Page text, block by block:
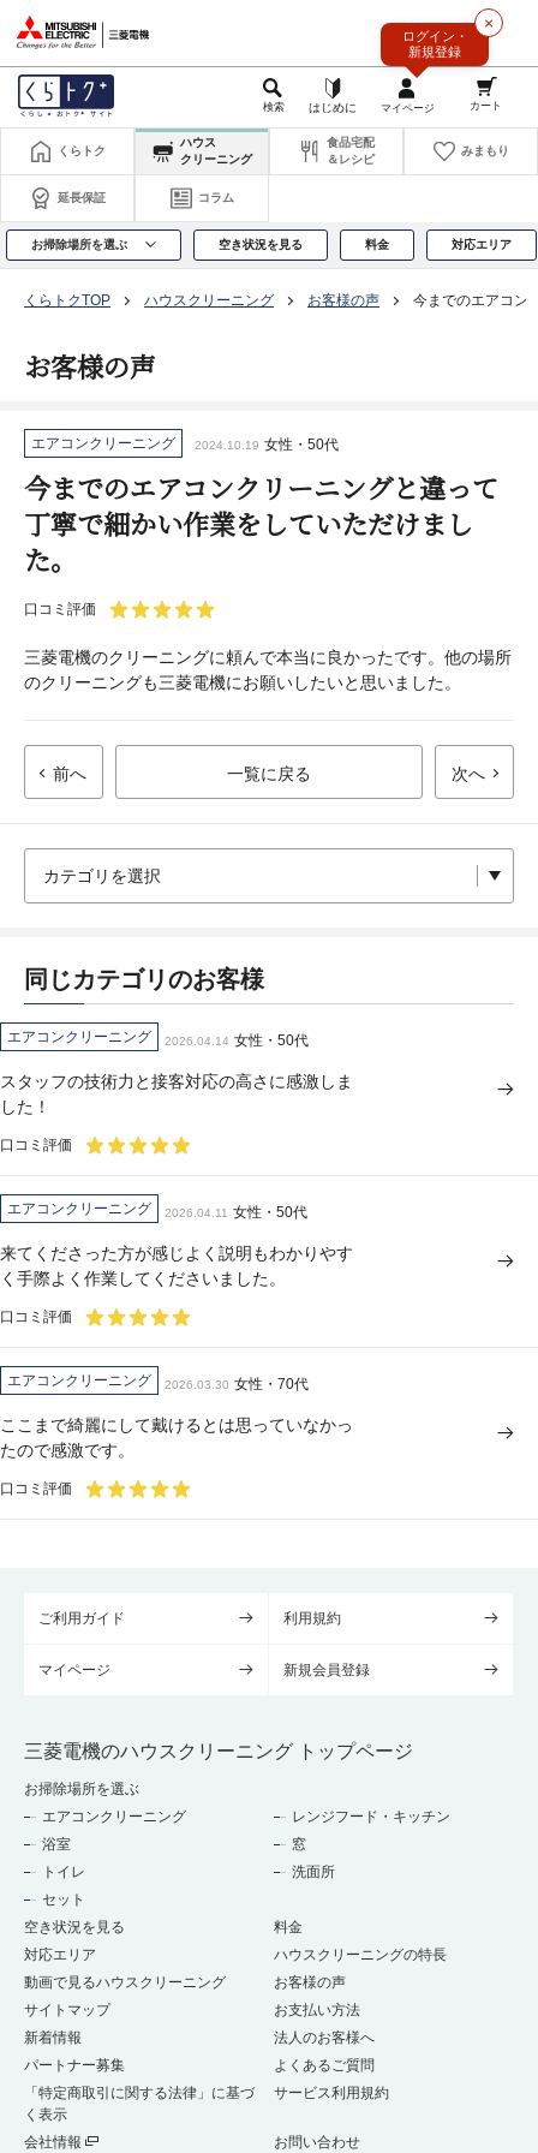
×
ログイン・
新規登録
くらトク
ハウス
クリーニング
食品宅配
＆レシピ
みまもり
延長保証 コラム
お掃除場所を選ぶ 空き状況を見る 料金 対応エリア
くらトクTOP ハウスクリーニング お客様の声 今までのエアコン
お客様の声
エアコンクリーニング 2024.10.19 女性・50代
今までのエアコンクリーニングと違って
丁寧で細かい作業をしていただけまし
た。
口コミ評価
三菱電機のクリーニングに頼んで本当に良かったです。他の場所
のクリーニングも三菱電機にお願いしたいと思いました。
前へ 一覧に戻る 次へ
同じカテゴリのお客様
エアコンクリーニング 2026.04.14 女性・50代
スタッフの技術力と接客対応の高さに感激しま
した！
口コミ評価
エアコンクリーニング 2026.04.11 女性・50代
来てくださった方が感じよく説明もわかりやす
く手際よく作業してくださいました。
口コミ評価
エアコンクリーニング 2026.03.30 女性・70代
ここまで綺麗にして戴けるとは思っていなかっ
たので感激です。
口コミ評価
ご利用ガイド 利用規約
マイページ 新規会員登録
三菱電機のハウスクリーニング トップページ
お掃除場所を選ぶ
エアコンクリーニング
レンジフード・キッチン
浴室
窓
トイレ
洗面所
セット
空き状況を見る
料金
対応エリア
ハウスクリーニングの特長
動画で見るハウスクリーニング
お客様の声
サイトマップ
お支払い方法
新着情報
法人のお客様へ
パートナー募集
よくあるご質問
「特定商取引に関する法律」に基づ
く表示
サービス利用規約
会社情報 お問い合わせ